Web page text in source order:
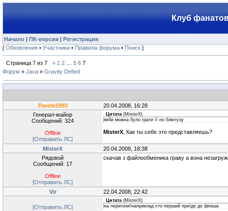
Клуб
Начало | ПК-версия | Регистрация
[ Обновления • Участники • Правила форума • Поиск ]
Страница 7 из 7 « 1 2 5 6 7
Форум » Java » Gravity Defied
Pavelx1993
20.04.2008, 16:28
Генерал-майор
Сообщений: 324
Offline
[Отправить ЛС]
Цитата (MisterX)
якби можна було грати її по блютузу
MisterX , Как ты себе это представляешь?
MisterX
20.04.2008, 18:38
Рядовой
Сообщений: 17
Offline
[Отправить ЛС]
скачав з файлообменика граву а вона
Vir 22.04.2008, 22:42
[Отправить ЛС]
Цитата (MisterX)
на перегони!наприклад xто перший приїде до фiнiша.